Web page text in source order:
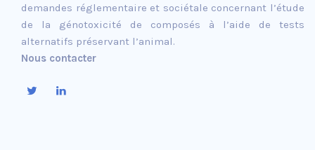
demandes réglementaire et sociétale concernant l’étude
de la génotoxicité de composés à l’aide de tests
alternatifs préservant l’animal.
Nous contacter